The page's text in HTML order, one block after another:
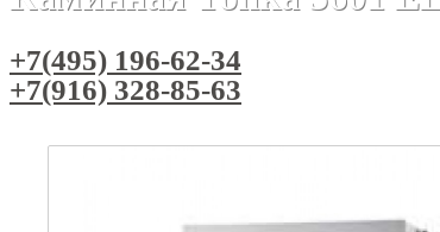
+7(495) 196-62-34
+7(916) 328-85-63